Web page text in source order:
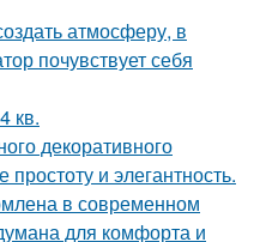
атмосферу, в
почувствует себя
кв.
декоративного
и элегантность.
в современном
для комфорта и